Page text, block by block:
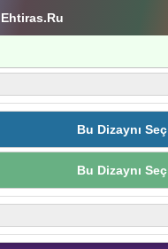
Ehtiras.Ru
Bu Dizaynı Seç
Bu Dizaynı Seç